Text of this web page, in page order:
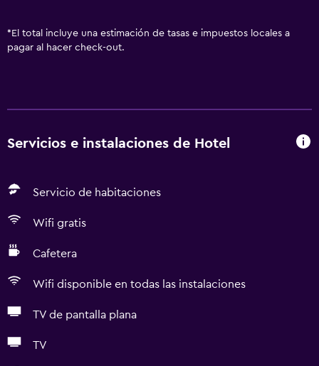
* El total incluye una estimación de tasas e impuestos locales a
pagar al hacer check-out.
Servicios e instalaciones de Hotel
Servicio de habitaciones
Wifi gratis
Cafetera
Wifi disponible en todas las instalaciones
TV de pantalla plana
TV